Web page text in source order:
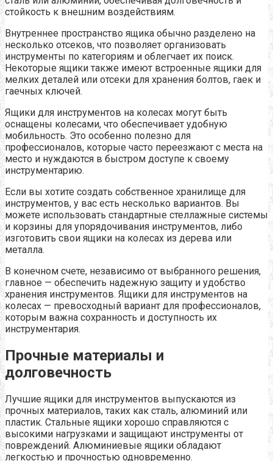
стойкость к внешним воздействиям.
Внутреннее пространство ящика обычно разделено на
несколько отсеков, что позволяет организовать
инструменты по категориям и облегчает их поиск.
Некоторые ящики также имеют встроенные ящики для
мелких деталей или отсеки для хранения болтов, гаек и
гаечных ключей.
Ящики для инструментов на колесах могут быть
оснащены колесами, что обеспечивает удобную
мобильность. Это особенно полезно для
профессионалов, которые часто переезжают с места на
место и нуждаются в быстром доступе к своему
инструментарию.
Если вы хотите создать собственное хранилище для
инструментов, у вас есть несколько вариантов. Вы
можете использовать стандартные стеллажные системы
и корзины для упорядочивания инструментов, либо
изготовить свои ящики на колесах из дерева или
металла.
В конечном счете, независимо от выбранного решения,
главное — обеспечить надежную защиту и удобство
хранения инструментов. Ящики для инструментов на
колесах — превосходный вариант для профессионалов,
которым важна сохранность и доступность их
инструментария.
Прочные материалы и
долговечность
Лучшие ящики для инструментов выпускаются из
прочных материалов, таких как сталь, алюминий или
пластик. Стальные ящики хорошо справляются с
высокими нагрузками и защищают инструменты от
повреждений. Алюминиевые ящики обладают
легкостью и прочностью одновременно.